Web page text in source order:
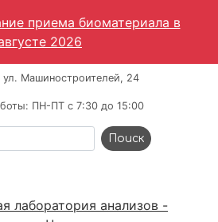
приема биоматериала в
2026
Машиностроителей, 24
ПН-ПТ c 7:30 до 15:00